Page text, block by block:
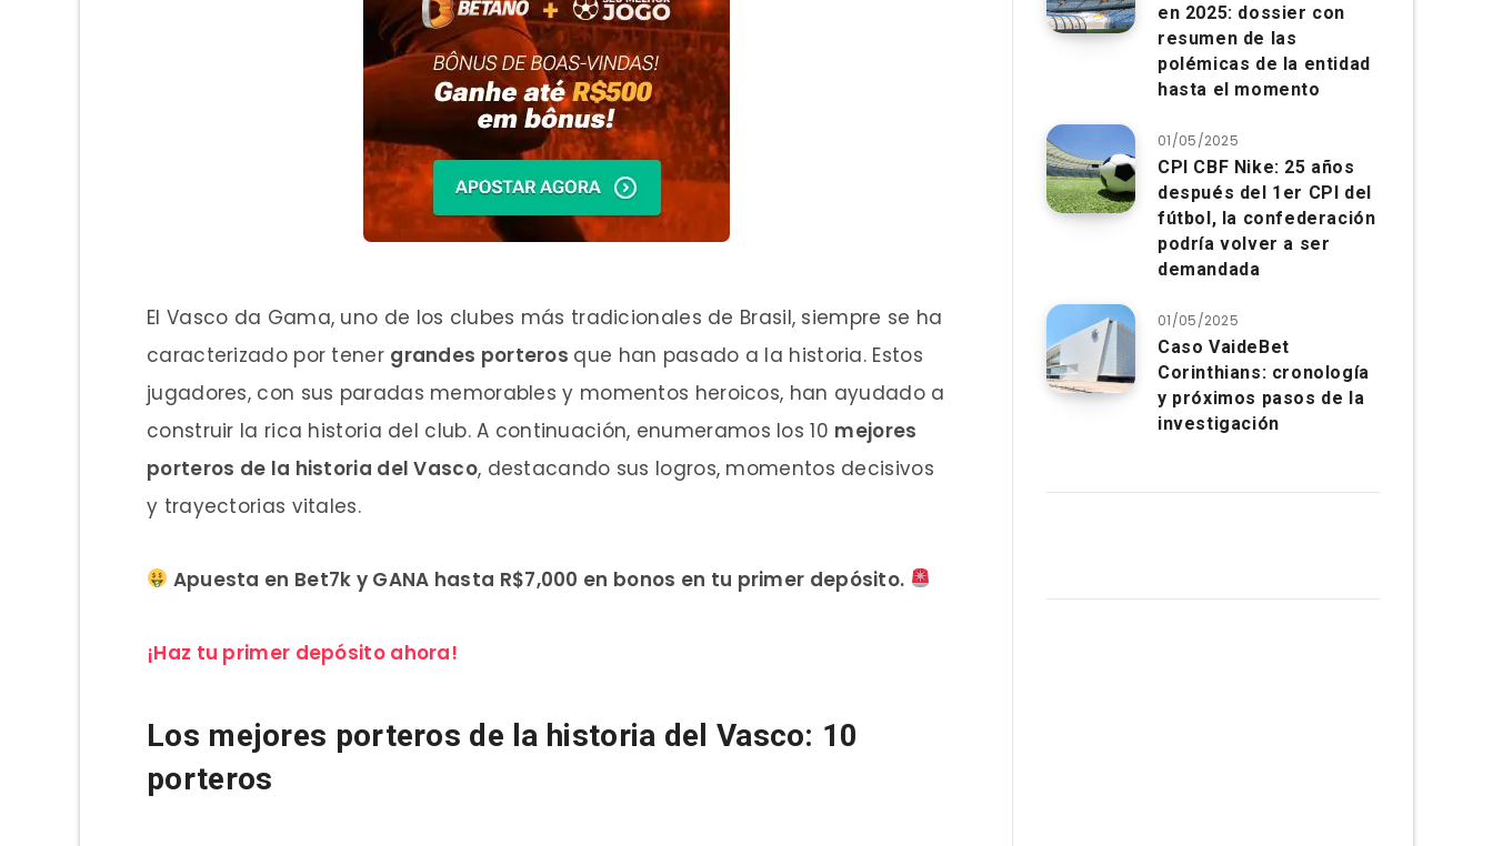
El Vasco da Gama, uno de los clubes más tradicionales de Brasil, siempre se ha
caracterizado por tener grandes porteros que han pasado a la historia. Estos
jugadores, con sus paradas memorables y momentos heroicos, han ayudado a
construir la rica historia del club. A continuación, enumeramos los 10 mejores
porteros de la historia del Vasco, destacando sus logros, momentos decisivos
y trayectorias vitales.
Apuesta en Bet7k y GANA hasta R$7,000 en bonos en tu primer depósito.
¡Haz tu primer depósito ahora!
Los mejores porteros de la historia del Vasco: 10
porteros
en 2025: dossier con
resumen de las
polémicas de la entidad
hasta el momento
01/05/2025
CPI CBF Nike: 25 años
después del 1er CPI del
fútbol, ​​la confederación
podría volver a ser
demandada
01/05/2025
Caso VaideBet
Corinthians: cronología
y próximos pasos de la
investigación